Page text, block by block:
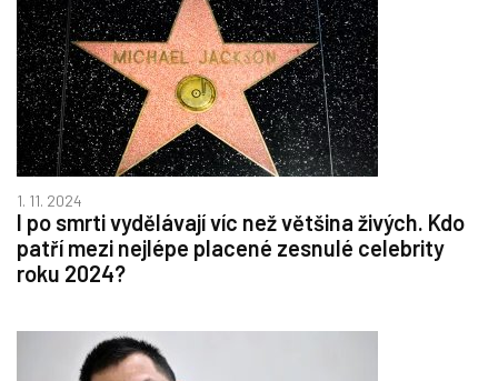
1. 11. 2024
I po smrti vydělávají víc než většina živých. Kdo
patří mezi nejlépe placené zesnulé celebrity
roku 2024?